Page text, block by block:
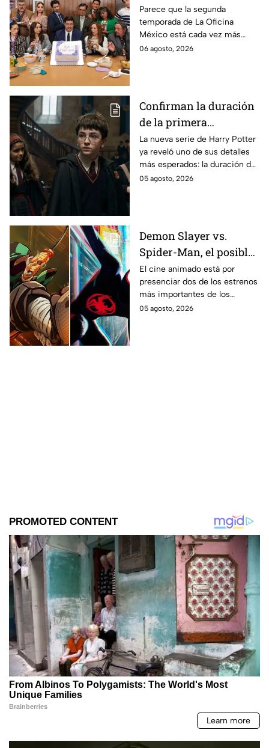
temporada 2 y un
detalle desata teorías
entre los fans
Parece que la segunda
temporada de La Oficina
México está cada vez más
cerca, pues el elenco ya se
06 agosto, 2026
Confirman la duración
de la primera
temporada de Harry
Potter y emocionará a
los fans de los libros
La nueva serie de Harry Potter
ya reveló uno de sus detalles
más esperados: la duración de
la primera temporada basada
05 agosto, 2026
Demon Slayer vs.
Spider-Man, el posible
gran enfrentamiento
en taquilla del 2027
El cine animado está por
presenciar dos de los estrenos
más importantes de los
últimos años.
05 agosto, 2026